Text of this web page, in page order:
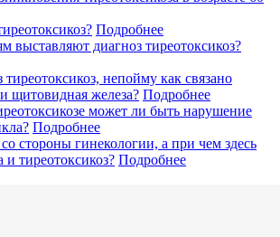
Подробнее
выставляют диагноз тиреотоксикоз?
непойму как связано
щитовидная железа? Подробнее
может ли быть нарушение
Подробнее
стороны гинекологии, а при чем здесь
тиреотоксикоз? Подробнее